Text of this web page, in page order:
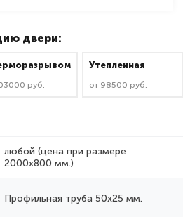
двери:
руб.
Утепленная
от 98500 руб.
любой (цена при размере
2000x800 мм.)
Профильная труба 50х25 мм.